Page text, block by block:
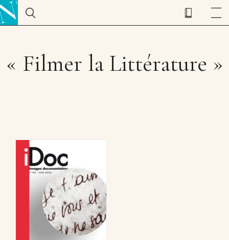
« Filmer la Littérature »